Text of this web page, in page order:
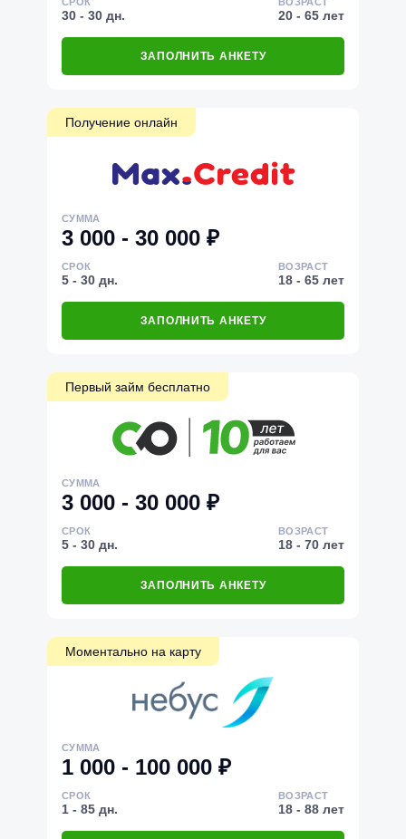
30 - 30 дн. 20 - 65 лет
ЗАПОЛНИТЬ АНКЕТУ
Получение онлайн
СУММА
3 000 - 30 000 ₽
СРОК
5 - 30 дн.
ВОЗРАСТ
18 - 65 лет
ЗАПОЛНИТЬ АНКЕТУ
Первый займ бесплатно
СУММА
3 000 - 30 000 ₽
СРОК
5 - 30 дн.
ВОЗРАСТ
18 - 70 лет
ЗАПОЛНИТЬ АНКЕТУ
Моментально на карту
СУММА
1 000 - 100 000 ₽
СРОК
1 - 85 дн.
ВОЗРАСТ
18 - 88 лет